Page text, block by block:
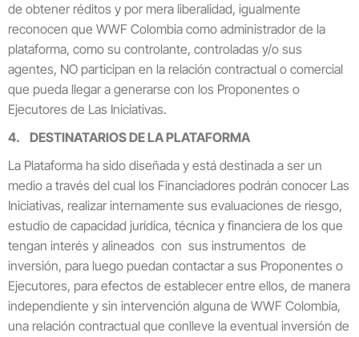
de obtener réditos y por mera liberalidad, igualmente
reconocen que WWF Colombia como administrador de la
plataforma, como su controlante, controladas y/o sus
agentes, NO participan en la relación contractual o comercial
que pueda llegar a generarse con los Proponentes o
Ejecutores de Las Iniciativas.
4. DESTINATARIOS DE LA PLATAFORMA
La Plataforma ha sido diseñada y está destinada a ser un
medio a través del cual los Financiadores podrán conocer Las
Iniciativas, realizar internamente sus evaluaciones de riesgo,
estudio de capacidad jurídica, técnica y financiera de los que
tengan interés y alineados con sus instrumentos de
inversión, para luego puedan contactar a sus Proponentes o
Ejecutores, para efectos de establecer entre ellos, de manera
independiente y sin intervención alguna de WWF Colombia,
una relación contractual que conlleve la eventual inversión de